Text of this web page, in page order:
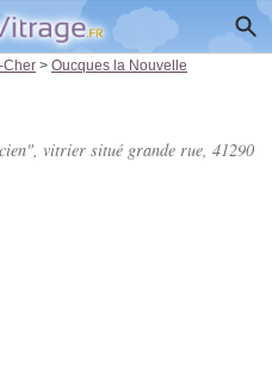
Cher > Oucques la Nouvelle
vitrier situé grande rue, 41290